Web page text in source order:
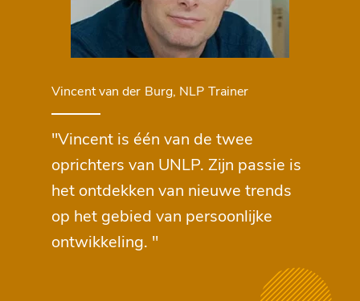
Vincent van der Burg, NLP Trainer
"Vincent is één van de twee
oprichters van UNLP. Zijn passie is
het ontdekken van nieuwe trends
op het gebied van persoonlijke
ontwikkeling. "